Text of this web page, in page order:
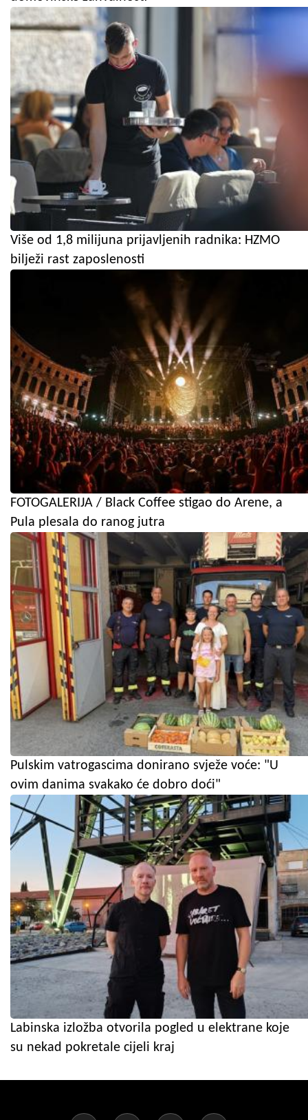
Više od 1,8 milijuna prijavljenih radnika: HZMO
bilježi rast zaposlenosti
FOTOGALERIJA / Black Coffee stigao do Arene, a
Pula plesala do ranog jutra
Pulskim vatrogascima donirano svježe voće: "U
ovim danima svakako će dobro doći"
Labinska izložba otvorila pogled u elektrane koje
su nekad pokretale cijeli kraj